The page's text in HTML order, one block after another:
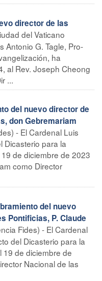
director de las
del Vaticano
Antonio G. Tagle, Pro-
ha
al Rev. Joseph Cheong
...
del nuevo director de
don Gebremariam
- El Cardenal Luis
Dicasterio para la
de diciembre de 2023
como Director
del nuevo
Pontificias, P. Claude
Fides) - El Cardenal
del Dicasterio para la
19 de diciembre de
Nacional de las